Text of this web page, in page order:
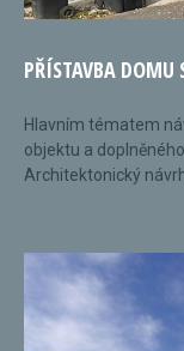
PŘÍSTAVBA DOMU
Hlavním tématem
objektu a
Architektonický